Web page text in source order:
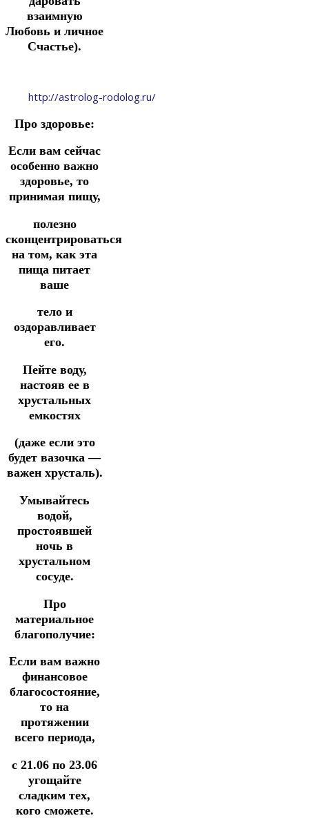
взаимную
Любовь и личное
Счастье).
http://astrolog-rodolog.ru/
Про здоровье:
Если вам сейчас
особенно важно
здоровье, то
принимая пищу,
полезно
сконцентрироваться
на том, как эта
пища питает
ваше
тело и
оздоравливает
его.
Пейте воду,
настояв ее в
хрустальных
емкостях
(даже если это
будет вазочка —
важен хрусталь).
Умывайтесь
водой,
простоявшей
ночь в
хрустальном
сосуде.
Про
материальное
благополучие:
Если вам важно
финансовое
благосостояние,
то на
протяжении
всего периода,
с 21.06 по 23.06
угощайте
сладким тех,
кого сможете.